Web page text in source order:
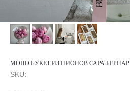
МОНО БУКЕТ ИЗ ПИОНОВ САРА БЕРНАР
SKU: